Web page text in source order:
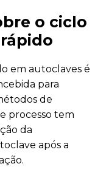
o ciclo
em autoclaves é
para
de
processo tem
da
após a